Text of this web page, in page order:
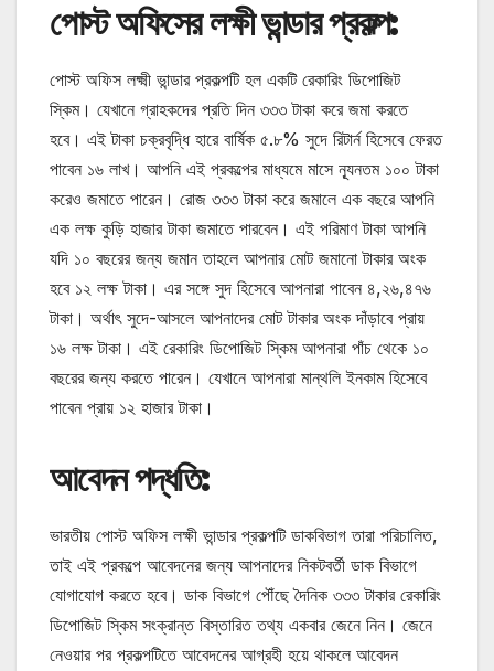
পোস্ট অফিসের লক্ষী ভান্ডার প্রকল্প:
পোস্ট অফিস লক্ষ্মী ভান্ডার প্রকল্পটি হল একটি রেকারিং ডিপোজিট
স্কিম। যেখানে গ্রাহকদের প্রতি দিন ৩৩৩ টাকা করে জমা করতে
হবে। এই টাকা চক্রবৃদ্ধি হারে বার্ষিক ৫.৮% সুদে রিটার্ন হিসেবে ফেরত
পাবেন ১৬ লাখ। আপনি এই প্রকল্পের মাধ্যমে মাসে ন্যূনতম ১০০ টাকা
করেও জমাতে পারেন। রোজ ৩৩৩ টাকা করে জমালে এক বছরে আপনি
এক লক্ষ কুড়ি হাজার টাকা জমাতে পারবেন। এই পরিমাণ টাকা আপনি
যদি ১০ বছরের জন্য জমান তাহলে আপনার মোট জমানো টাকার অংক
হবে ১২ লক্ষ টাকা। এর সঙ্গে সুদ হিসেবে আপনারা পাবেন ৪,২৬,৪৭৬
টাকা। অর্থাৎ সুদে-আসলে আপনাদের মোট টাকার অংক দাঁড়াবে প্রায়
১৬ লক্ষ টাকা। এই রেকারিং ডিপোজিট স্কিম আপনারা পাঁচ থেকে ১০
বছরের জন্য করতে পারেন। যেখানে আপনারা মান্থলি ইনকাম হিসেবে
পাবেন প্রায় ১২ হাজার টাকা।
আবেদন পদ্ধতি:
ভারতীয় পোস্ট অফিস লক্ষী ভান্ডার প্রকল্পটি ডাকবিভাগ তারা পরিচালিত,
তাই এই প্রকল্পে আবেদনের জন্য আপনাদের নিকটবর্তী ডাক বিভাগে
যোগাযোগ করতে হবে। ডাক বিভাগে পৌঁছে দৈনিক ৩৩৩ টাকার রেকারিং
ডিপোজিট স্কিম সংক্রান্ত বিস্তারিত তথ্য একবার জেনে নিন। জেনে
নেওয়ার পর প্রকল্পটিতে আবেদনের আগ্রহী হয়ে থাকলে আবেদন